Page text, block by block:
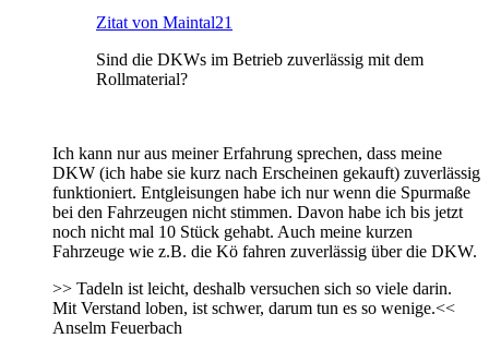
Zitat von Maintal21
Sind die DKWs im Betrieb zuverlässig mit dem
Rollmaterial?
Ich kann nur aus meiner Erfahrung sprechen, dass meine
DKW (ich habe sie kurz nach Erscheinen gekauft) zuverlässig
funktioniert. Entgleisungen habe ich nur wenn die Spurmaße
bei den Fahrzeugen nicht stimmen. Davon habe ich bis jetzt
noch nicht mal 10 Stück gehabt. Auch meine kurzen
Fahrzeuge wie z.B. die Kö fahren zuverlässig über die DKW.
>> Tadeln ist leicht, deshalb versuchen sich so viele darin.
Mit Verstand loben, ist schwer, darum tun es so wenige.<<
Anselm Feuerbach